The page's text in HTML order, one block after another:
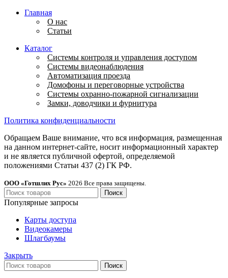
Главная
О нас
Статьи
Каталог
Системы контроля и управления доступом
Системы видеонаблюдения
Автоматизация проезда
Домофоны и переговорные устройства
Системы охранно-пожарной сигнализации
Замки, доводчики и фурнитура
Политика конфиденциальности
Обращаем Ваше внимание, что вся информация, размещенная
на данном интернет-сайте, носит информационный характер
и не является публичной офертой, определяемой
положениями Статьи 437 (2) ГК РФ.
ООО «Готшлих Рус» 2026 Все права защищены.
Поиск
Популярные запросы
Карты доступа
Видеокамеры
Шлагбаумы
Закрыть
Поиск